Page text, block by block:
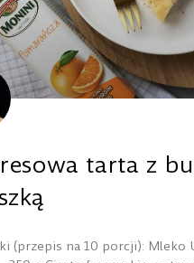
tarta z
(przepis na 10 porcji): Mleko